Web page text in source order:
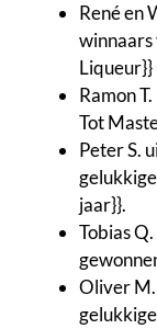
René en
winnaars
Liqueur}}
Ramon
Tot
Peter S.
jaar}}.
Tobias
Oliver M.